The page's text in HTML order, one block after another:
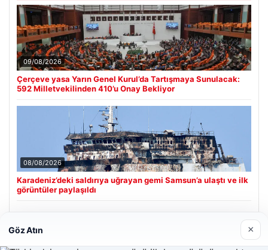
09/08/2026
Çerçeve yasa Yarın Genel Kurul’da Tartışmaya Sunulacak:
592 Milletvekilinden 410’u Onay Bekliyor
08/08/2026
Karadeniz’deki saldırıya uğrayan gemi Samsun’a ulaştı ve ilk
görüntüler paylaşıldı
Son Eklenen Firmalar
Göz Atın ×